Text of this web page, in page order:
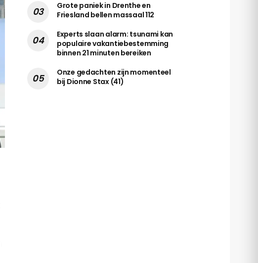
Grote paniek in Drenthe en
Friesland bellen massaal 112
Experts slaan alarm: tsunami kan
populaire vakantiebestemming
binnen 21 minuten bereiken
Onze gedachten zijn momenteel
bij Dionne Stax (41)